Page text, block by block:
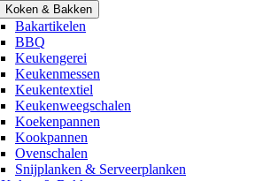
Koken & Bakken
Bakartikelen
BBQ
Keukengerei
Keukenmessen
Keukentextiel
Keukenweegschalen
Koekenpannen
Kookpannen
Ovenschalen
Snijplanken & Serveerplanken